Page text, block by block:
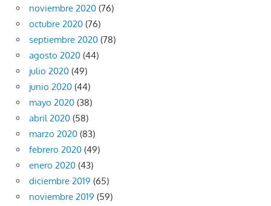
noviembre 2020 (76)
octubre 2020 (76)
septiembre 2020 (78)
agosto 2020 (44)
julio 2020 (49)
junio 2020 (44)
mayo 2020 (38)
abril 2020 (58)
marzo 2020 (83)
febrero 2020 (49)
enero 2020 (43)
diciembre 2019 (65)
noviembre 2019 (59)